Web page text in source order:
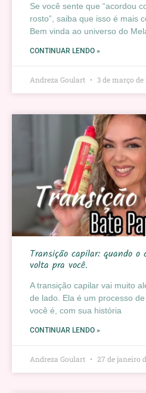
Se você sente que “acordou
rosto”, saiba que isso é mais
Bem vinda ao universo do
CONTINUAR LENDO »
Andreza Goulart 3 de março de
Transição capilar: quando o
volta pra você.
A transição capilar vai muito
de lado. Ela é um processo
você é, com sua história
CONTINUAR LENDO »
Andreza Goulart 27 de janeiro